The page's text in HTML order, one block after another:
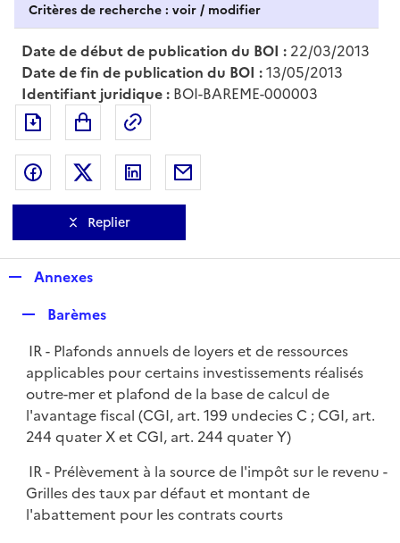
Critères de recherche : voir / modifier
Date de début de publication du BOI : 22/03/2013
Date de fin de publication du BOI :13/05/2013
Identifiant juridique : BOI-BAREME-000003
Exporter le document au format pdf
Partager sur Facebook
Partager sur Twitter
Partager sur LinkedIn
Replier
p
e
r
Annexes
p
l
i
e
r
Barèmes
IR - Plafonds annuels de loyers et de ressources
applicables pour certains investissements réalisés
outre-mer et plafond de la base de calcul de
l'avantage fiscal (CGI, art. 199 undecies C ; CGI, art.
244 quater X et CGI, art. 244 quater Y)
IR - Prélèvement à la source de l'impôt sur le revenu -
Grilles des taux par défaut et montant de
l'abattement pour les contrats courts